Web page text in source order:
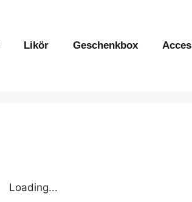
Likör Geschenkbox
Loading...